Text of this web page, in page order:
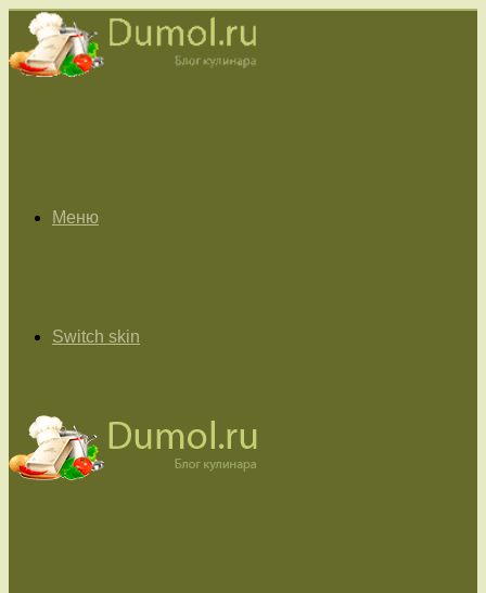
Меню
Switch skin